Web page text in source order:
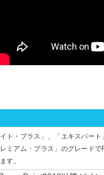
イト・プラス」、「エキスパー
レミアム・プラス」のグレード
す。